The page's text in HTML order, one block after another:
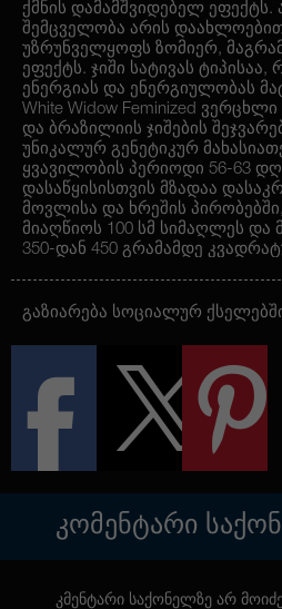
ქმნის დამამშვიდებელ ეფექტს.
შემცველობა არის
უზრუნველყოფს ზომიერ,
ეფექტს. ჯიში სატივას ტიპისაა,
ენერგიას და ენერგიულობას
White Widow Feminized
და ბრაზილიის ჯიშების
უნიკალურ გენეტიკურ
ყვავილობის პერიოდი 56-63
დასაწყისისთვის მზადაა
მოვლისა და ხრეშის
მიაღწიოს 100 სმ სიმაღლეს და
350-დან 450 გრამამდე
გაზიარება სოციალურ
ᲙᲝᲛᲔᲜᲢᲐᲠᲘ
კმენტარი საქონელზე არ